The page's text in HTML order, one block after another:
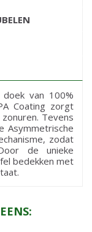
van 100%
Coating zorgt
Tevens
Asymmetrische
zodat
de unieke
bedekken met